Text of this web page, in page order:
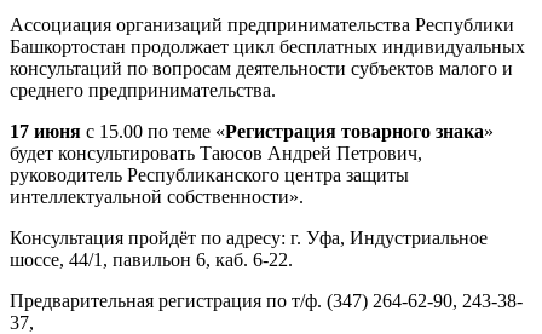
Ассоциация организаций предпринимательства Республики
Башкортостан продолжает цикл бесплатных индивидуальных
консультаций по вопросам деятельности субъектов малого и
среднего предпринимательства.
17 июня с 15.00 по теме «Регистрация товарного знака»
будет консультировать Таюсов Андрей Петрович,
руководитель Республиканского центра защиты
интеллектуальной собственности».
Консультация пройдёт по адресу: г. Уфа, Индустриальное
шоссе, 44/1, павильон 6, каб. 6-22.
Предварительная регистрация по т/ф. (347) 264-62-90, 243-38-
37,